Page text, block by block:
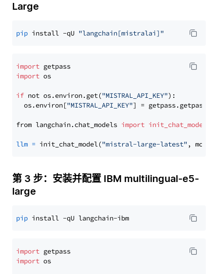
Large
pip install -qU "langchain[mistralai]"
import
import os
if not os.environ.get("MISTRAL_API_KEY"):
  os.environ[
"MISTRAL_API_KEY"] = getpass.getpass(
from langchain.chat_models import init_chat_model
llm = init_chat_model("mistral-large-latest" ,
第 3 步：安装并配置 IBM multilingual-e5-
large
pip
import
import os